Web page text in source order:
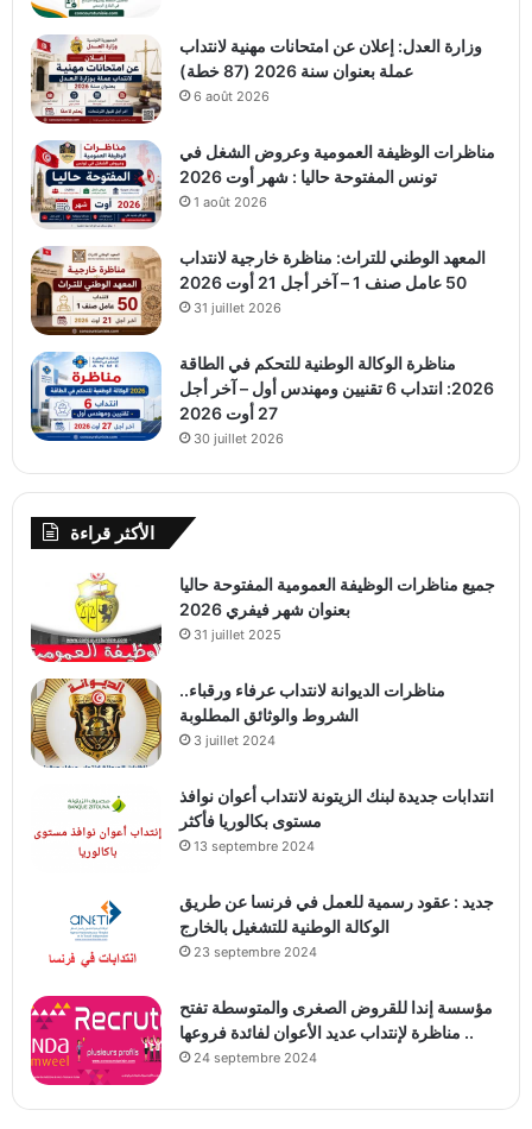
وزارة العدل: إعلان عن امتحانات مهنية لانتداب
عملة بعنوان سنة 2026 (87 خطة)
6 août 2026
مناظرات الوظيفة العمومية وعروض الشغل في
تونس المفتوحة حاليا : شهر أوت 2026
1 août 2026
المعهد الوطني للتراث: مناظرة خارجية لانتداب
50 عامل صنف 1 – آخر أجل 21 أوت 2026
31 juillet 2026
مناظرة الوكالة الوطنية للتحكم في الطاقة
2026: انتداب 6 تقنيين ومهندس أول – آخر أجل
27 أوت 2026
30 juillet 2026
الأكثر قراءة
جميع مناظرات الوظيفة العمومية المفتوحة حاليا
بعنوان شهر فيفري 2026
31 juillet 2025
مناظرات الديوانة لانتداب عرفاء ورقباء..
الشروط والوثائق المطلوبة
3 juillet 2024
انتدابات جديدة لبنك الزيتونة لانتداب أعوان نوافذ
مستوى بكالوريا فأكثر
13 septembre 2024
جديد : عقود رسمية للعمل في فرنسا عن طريق
الوكالة الوطنية للتشغيل بالخارج
23 septembre 2024
مؤسسة إندا للقروض الصغرى والمتوسطة تفتح
مناظرة لإنتداب عديد الأعوان لفائدة فروعها ..
24 septembre 2024